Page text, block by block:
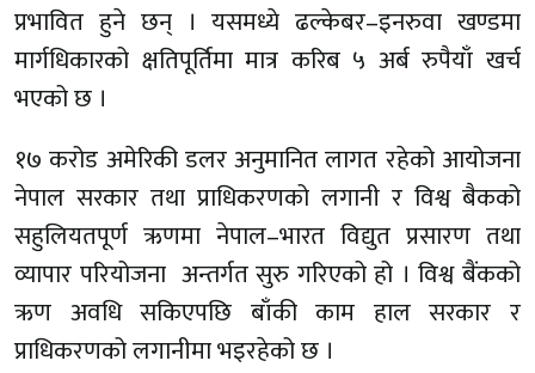
प्रभावित हुने छन् । यसमध्ये ढल्केबर–इनरुवा खण्डमा
मार्गधिकारको क्षतिपूर्तिमा मात्र करिब ५ अर्ब रुपैयाँ खर्च
भएको छ ।
१७ करोड अमेरिकी डलर अनुमानित लागत रहेको आयोजना
नेपाल सरकार तथा प्राधिकरणको लगानी र विश्व बैकको
सहुलियतपूर्ण ऋणमा नेपाल–भारत विद्युत प्रसारण तथा
व्यापार परियोजना अन्तर्गत सुरु गरिएको हो । विश्व बैंकको
ऋण अवधि सकिएपछि बाँकी काम हाल सरकार र
प्राधिकरणको लगानीमा भइरहेको छ ।